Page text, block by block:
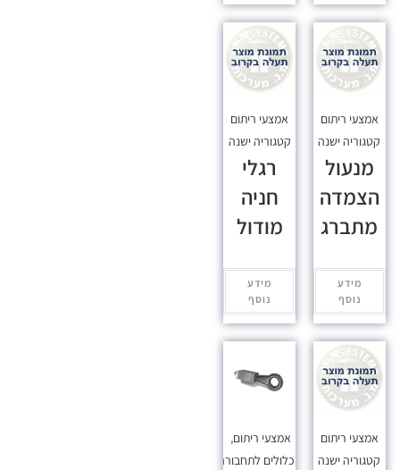
אמצעי ריתום
קטגוריה ישנה
מנעול
הצמדה
מתברג
מידע
נוסף
אמצעי ריתום
קטגוריה ישנה
רגלי
חניה
מודול
מידע
נוסף
אמצעי ריתום
קטגוריה ישנה
אמצעי ריתום,
מכלולים לתחבורה